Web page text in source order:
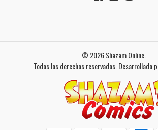
© 2026 Shazam Online.
Todos los derechos reservados. Desarrollado